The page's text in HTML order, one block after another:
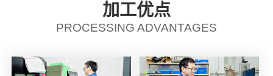
加工优点
PROCESSING ADVANTAGES